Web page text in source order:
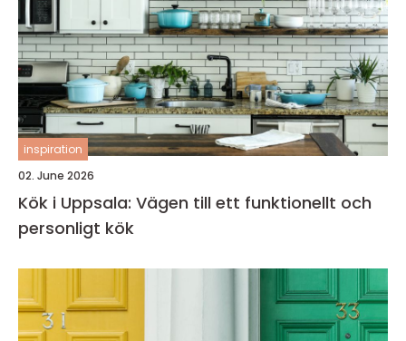
inspiration
02. June 2026
Kök i Uppsala: Vägen till ett funktionellt och
personligt kök